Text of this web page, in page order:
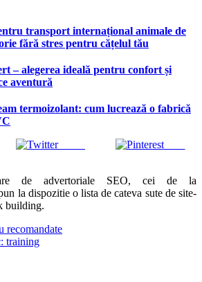
transport internațional animale de
fără stres pentru cățelul tău
– alegerea ideală pentru confort și
aventură
termoizolant: cum lucrează o fabrică
Tweet Save
de advertoriale SEO, cei de la
la dispozitie o lista de cateva sute de site-
building.
recomandate
training